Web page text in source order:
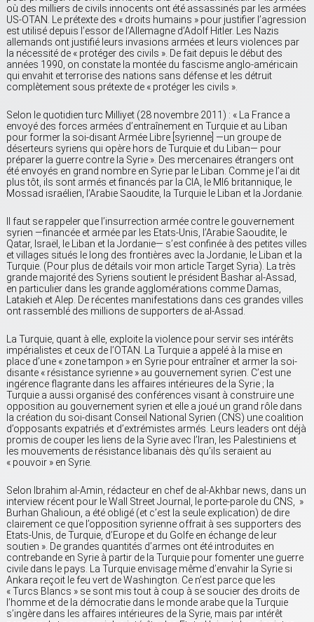
où des milliers de civils innocents ont été assassinés par les armées
US-OTAN. Le prétexte des « droits humains » pour justifier l’agression
est utilisé depuis l’essor de l’Allemagne d’Adolf Hitler. Les Nazis
allemands ont justifié leurs invasions armées et leurs violences par
la nécessité de « protéger des civils ». De fait depuis le début des
années 1990, on constate la montée du fascisme anglo-américain
qui envahit et terrorise des nations sans défense et les détruit
complètement sous prétexte de « protéger les civils ».
Selon le quotidien turc Milliyet (28 novembre 2011) : « La France a
envoyé des forces armées d’entraînement en Turquie et au Liban
pour former la soi-disant Armée Libre [syrienne] —un groupe de
déserteurs syriens qui opère hors de Turquie et du Liban— pour
préparer la guerre contre la Syrie ». Des mercenaires étrangers ont
été envoyés en grand nombre en Syrie par le Liban. Comme je l’ai dit
plus tôt, ils sont armés et financés par la CIA, le MI6 britannique, le
Mossad israélien, l’Arabie Saoudite, la Turquie le Liban et la Jordanie.
Il faut se rappeler que l’insurrection armée contre le gouvernement
syrien —financée et armée par les Etats-Unis, l’Arabie Saoudite, le
Qatar, Israël, le Liban et la Jordanie— s’est confinée à des petites villes
et villages situés le long des frontières avec la Jordanie, le Liban et la
Turquie. (Pour plus de détails voir mon article Target Syria). La très
grande majorité des Syriens soutient le président Bashar al-Assad,
en particulier dans les grande agglomérations comme Damas,
Latakieh et Alep. De récentes manifestations dans ces grandes villes
ont rassemblé des millions de supporters de al-Assad.
La Turquie, quant à elle, exploite la violence pour servir ses intérêts
impérialistes et ceux de l’OTAN. La Turquie a appelé à la mise en
place d’une « zone tampon » en Syrie pour entraîner et armer la soi-
disante « résistance syrienne » au gouvernement syrien. C’est une
ingérence flagrante dans les affaires intérieures de la Syrie ; la
Turquie a aussi organisé des conférences visant à construire une
opposition au gouvernement syrien et elle a joué un grand rôle dans
la création du soi-disant Conseil National Syrien (CNS) une coalition
d’opposants expatriés et d’extrémistes armés. Leurs leaders ont déjà
promis de couper les liens de la Syrie avec l’Iran, les Palestiniens et
les mouvements de résistance libanais dès qu’ils seraient au
« pouvoir » en Syrie.
Selon Ibrahim al-Amin, rédacteur en chef de al-Akhbar news, dans un
interview récent pour le Wall Street Journal, le porte-parole du CNS, »
Burhan Ghalioun, a été obligé (et c’est la seule explication) de dire
clairement ce que l’opposition syrienne offrait à ses supporters des
Etats-Unis, de Turquie, d’Europe et du Golfe en échange de leur
soutien ». De grandes quantités d’armes ont été introduites en
contrebande en Syrie à partir de la Turquie pour fomenter une guerre
civile dans le pays. La Turquie envisage même d’envahir la Syrie si
Ankara reçoit le feu vert de Washington. Ce n’est parce que les
« Turcs Blancs » se sont mis tout à coup à se soucier des droits de
l’homme et de la démocratie dans le monde arabe que la Turquie
s’ingère dans les affaires intérieures de la Syrie, mais par intérêt